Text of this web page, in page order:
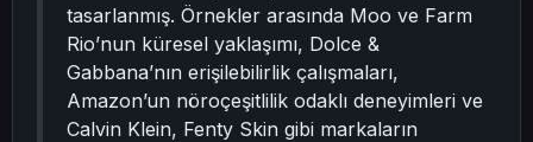
tasarlanmış. Örnekler arasında Moo ve Farm
Rio’nun küresel yaklaşımı, Dolce &
Gabbana’nın erişilebilirlik çalışmaları,
Amazon’un nöroçeşitlilik odaklı deneyimleri ve
Calvin Klein, Fenty Skin gibi markaların